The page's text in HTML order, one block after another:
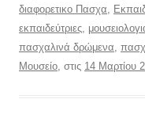
διαφορετικο Πασχα,
εκπαιδεύτριες,
πασχαλινά δρώμενα,
Μουσείο, στις 14 Μαρτίου